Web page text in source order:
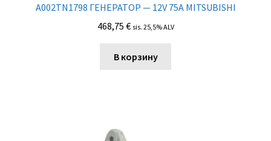
A002TN1798 ГЕНЕРАТОР — 12V 75A MITSUBISHI
468,75 € sis. 25,5% ALV
В корзину